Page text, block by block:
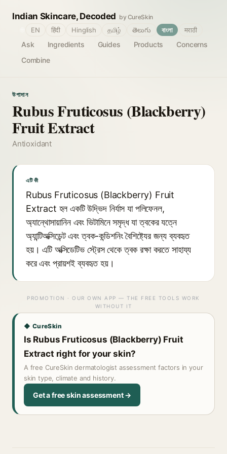
Indian Skincare, Decoded by CureSkin
Ask Ingredients Guides Products
Concerns
Combine
EN हिंदी Hinglish தமிழ் తెలుగు বাংলা मराठी
উপাদান
Rubus Fruticosus (Blackberry)
Fruit Extract
Antioxidant
এটি কী
Rubus Fruticosus (Blackberry) Fruit
Extract হল একটি উদ্ভিদ নির্যাস যা পলিফেনল,
অ্যান্থোসায়ানিন এবং ভিটামিনে সমৃদ্ধ যা ত্বকের যত্নে
অ্যান্টিঅক্সিডেন্ট এবং ত্বক-কন্ডিশনিং বৈশিষ্ট্যের জন্য ব্যবহৃত
হয়। এটি অক্সিডেটিভ স্ট্রেস থেকে ত্বক রক্ষা করতে সাহায্য
করে এবং প্রায়শই ব্যবহৃত হয়।
PROMOTION · OUR OWN APP — THE FREE TOOLS WORK
WITHOUT IT
◆ CureSkin
Is Rubus Fruticosus (Blackberry) Fruit
Extract right for your skin?
A free CureSkin dermatologist assessment factors in your
skin type, climate and history.
Get a free skin assessment →